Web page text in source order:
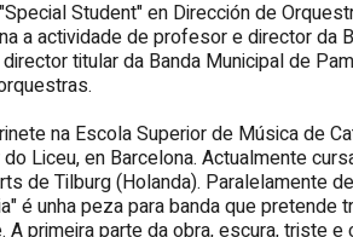
Student" en Dirección de
a actividade de profesor e director da
titular da Banda Municipal de
na Escola Superior de Música de
Liceu, en Barcelona. Actualmente
de Tilburg (Holanda). Paralelamente
é unha peza para banda que
A primeira parte da obra, escura, triste